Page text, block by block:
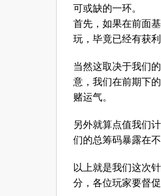
可或缺的一环。
首先，如果在前面
玩，毕竟已经有获
当然这取决于我们
意，我们在前期下
赌运气。
另外就算点值我们
们的总筹码暴露在
以上就是我们这次
分，各位玩家要督